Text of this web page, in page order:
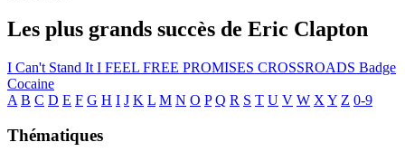
Les plus grands succès de Eric Clapton
I Can't Stand It I FEEL FREE PROMISES CROSSROADS Badge
Cocaine
A B C D E F G H I J K L M N O P Q R S T U V W X Y Z 0-9
Thématiques